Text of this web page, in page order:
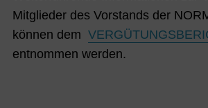
Mitglieder des Vorstands der
können dem
entnommen werden.